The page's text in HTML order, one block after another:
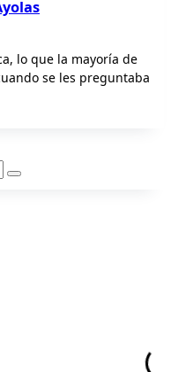
lo que la mayoría de
se les preguntaba